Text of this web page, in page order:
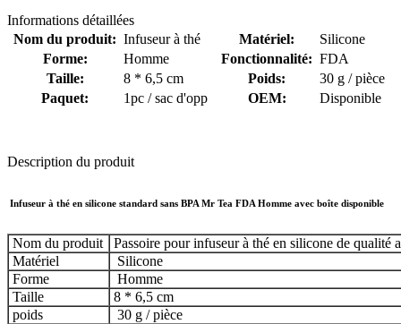
Informations détaillées
Nom du produit: Infuseur à thé Matériel:
Silicone
Forme:
Homme Fonctionnalité: FDA
Taille:
8 * 6,5 cm Poids:
30 g / pièce
Paquet:
1pc / sac d'opp OEM: Disponible
Description du produit
Infuseur à thé en silicone standard sans BPA Mr Tea FDA Homme avec boîte disponible
Nom du produit
Passoire pour infuseur à thé en silicone de qualité
Matériel
Silicone
Forme
Homme
Taille
8 * 6,5 cm
poids
30 g / pièce